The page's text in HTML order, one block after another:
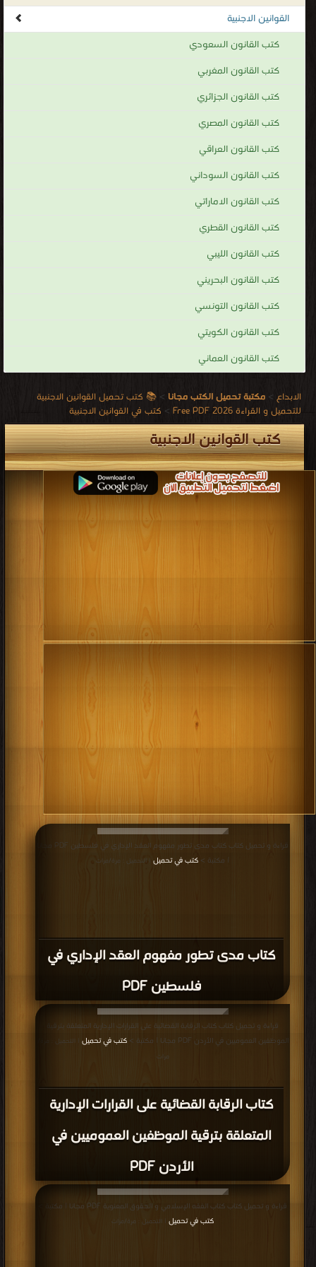
القوانين الاجنبية
كتب القانون السعودي
كتب القانون المغربي
كتب القانون الجزائري
كتب القانون المصري
كتب القانون العراقي
كتب القانون السوداني
كتب القانون الاماراتي
كتب القانون القطري
كتب القانون الليبي
كتب القانون البحريني
كتب القانون التونسي
كتب القانون الكويتي
كتب القانون العماني
الابداع > مكتبة تحميل الكتب مجانا > 📚 كتب تحميل القوانين الاجنبية
للتحميل و القراءة 2026 Free PDF
> كتب في القوانين الاجنبية
كتب القوانين الاجنبية
كتاب مدى تطور مفهوم العقد الإداري في
فلسطين PDF
| مكتبة > كتب في تحميل | التحميل : مرة/مرات
كتاب الرقابة القضائية على القرارات الإدارية
المتعلقة بترقية الموظفين العموميين في
الأردن PDF
قراءة و تحميل كتاب كتاب الرقابة القضائية على القرارات الإدارية المتعلقة بترقية
الموظفين العموميين في الأردن PDF مجانا | مكتبة >
كتب في تحميل
| التحميل : مرة/
مرات
قراءة و تحميل كتاب كتاب الفقه الإسلامي و الحقوق المعنوية PDF مجانا | مكتبة >
كتب في تحميل
| التحميل : مرة/مرات